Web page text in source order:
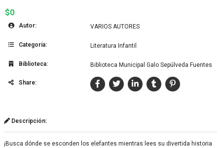
$0
Autor: VARIOS AUTORES
Categoría: Literatura Infantil
Biblioteca: Biblioteca Municipal Galo Sepúlveda Fuentes
Share:
Descripción:
¡Busca dónde se esconden los elefantes mientras lees su divertida historia